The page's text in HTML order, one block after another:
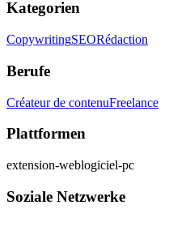
Kategorien
CopywritingSEORédaction
Berufe
Créateur de contenuFreelance
Plattformen
extension-weblogiciel-pc
Soziale Netzwerke